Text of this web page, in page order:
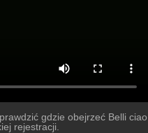
gdzie obejrzeć Belli ciao
rejestracji.